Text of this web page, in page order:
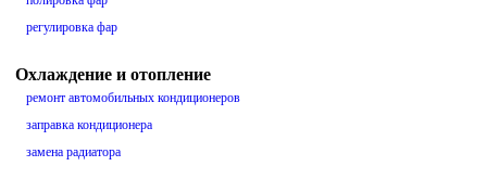
регулировка фар
Охлаждение и отопление
ремонт автомобильных кондиционеров
заправка кондиционера
замена радиатора